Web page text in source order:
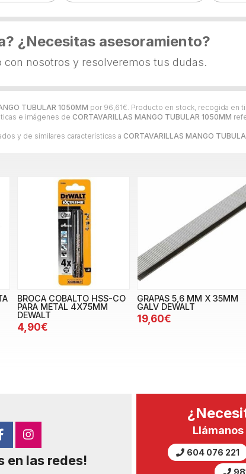
TUBULAR 1050MM por 96,61€. Producto en stock, recogida en
e imágenes de CORTAVARILLAS MANGO TUBULAR 1050MM
y de similares características a CORTAVARILLAS MANGO
¿Necesitas asesoramiento?
con nosotros y resolveremos tus dudas.
BROCA COBALTO HSS-CO
PARA METAL 4X75MM
DEWALT
4,90€
GRAPAS 5,6 MM X 35MM
GALV DEWALT
19,60€
en las redes!
604 076 221